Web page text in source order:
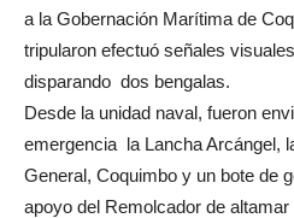
a la Gobernación Marítima de
tripularon efectuó señales
disparando dos bengalas.
Desde la unidad naval, fueron
emergencia la Lancha Arcángel,
General, Coquimbo y un bote de
apoyo del Remolcador de